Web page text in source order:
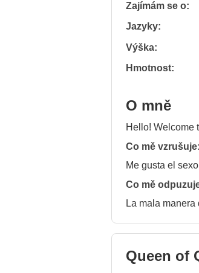
Zajímám se o:
Jazyky:
Výška:
Hmotnost:
O mně
Hello! Welcome
Co mě vzrušuje:
Me gusta el
Co mě
La mala
Queen of